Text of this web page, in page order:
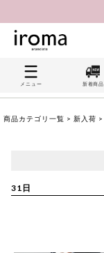
メニュー 新着商品
商品カテゴリ一覧 > 新入荷 >
31日